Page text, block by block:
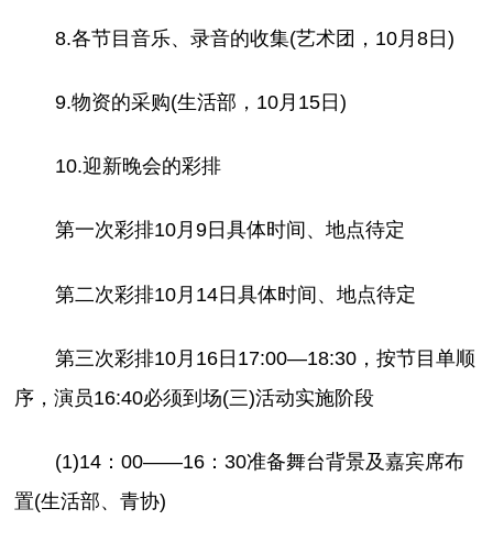
8.各节目音乐、录音的收集(艺术团，10月8日)
9.物资的采购(生活部，10月15日)
10.迎新晚会的彩排
第一次彩排10月9日具体时间、地点待定
第二次彩排10月14日具体时间、地点待定
第三次彩排10月16日17:00—18:30，按节目单顺
序，演员16:40必须到场(三)活动实施阶段
(1)14：00——16：30准备舞台背景及嘉宾席布
置(生活部、青协)